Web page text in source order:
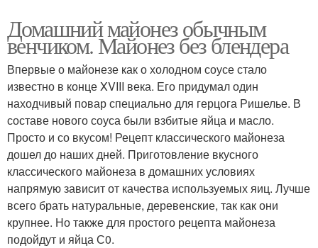
Домашний майонез обычным
венчиком. Майонез без блендера
Впервые о майонезе как о холодном соусе стало
известно в конце XVIII века. Его придумал один
находчивый повар специально для герцога Ришелье. В
составе нового соуса были взбитые яйца и масло.
Просто и со вкусом! Рецепт классического майонеза
дошел до наших дней. Приготовление вкусного
классического майонеза в домашних условиях
напрямую зависит от качества используемых яиц. Лучше
всего брать натуральные, деревенские, так как они
крупнее. Но также для простого рецепта майонеза
подойдут и яйца С0.